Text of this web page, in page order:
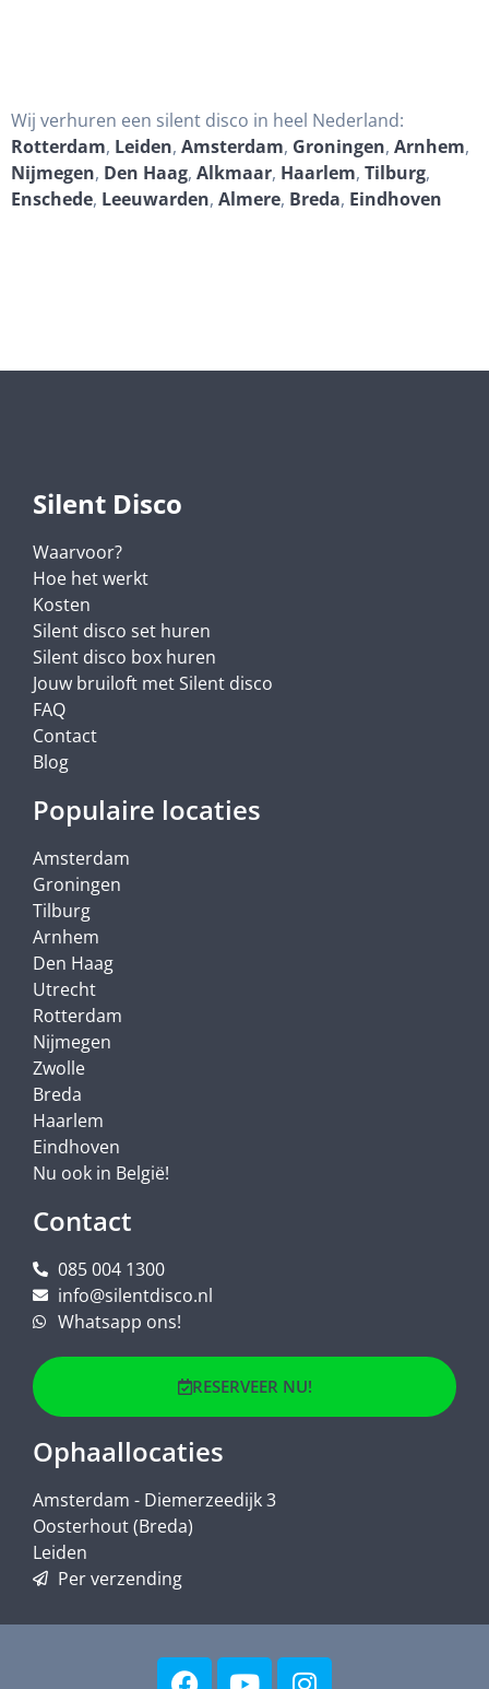
Wij verhuren een silent disco in heel Nederland:
Rotterdam, Leiden, Amsterdam, Groningen, Arnhem,
Nijmegen, Den Haag, Alkmaar, Haarlem, Tilburg,
Enschede, Leeuwarden, Almere, Breda, Eindhoven
Silent Disco
Waarvoor?
Hoe het werkt
Kosten
Silent disco set huren
Silent disco box huren
Jouw bruiloft met Silent disco
FAQ
Contact
Blog
Populaire locaties
Amsterdam
Groningen
Tilburg
Arnhem
Den Haag
Utrecht
Rotterdam
Nijmegen
Zwolle
Breda
Haarlem
Eindhoven
Nu ook in België!
Contact
085 004 1300
info@silentdisco.nl
Whatsapp ons!
RESERVEER NU!
Ophaallocaties
Amsterdam - Diemerzeedijk 3
Oosterhout (Breda)
Leiden
Per verzending